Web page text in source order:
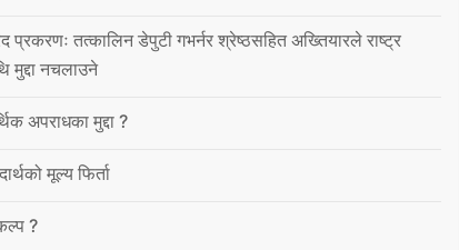
तत्कालिन डेपुटी गभर्नर श्रेष्ठसहित अख्तियारले राष्ट्र
मुद्दा नचलाउने
अपराधका मुद्दा ?
मूल्य फिर्ता
?